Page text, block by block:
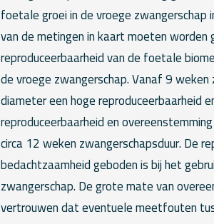
foetale groei in de vroege
van de metingen in kaart moeten
reproduceerbaarheid van de foetale
de vroege zwangerschap. Vanaf 9
diameter een hoge reproduceerbaarheid
reproduceerbaarheid en
circa 12 weken zwangerschapsduur. De
bedachtzaamheid geboden is bij het
zwangerschap. De grote mate van
vertrouwen dat eventuele meetfouten